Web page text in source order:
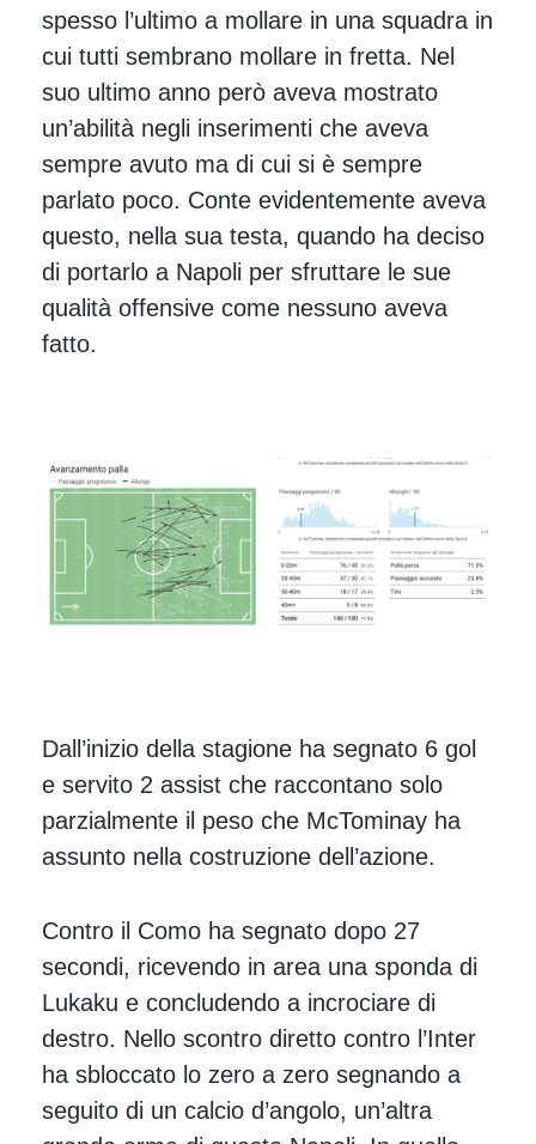
spesso l’ultimo a mollare in una squadra in
cui tutti sembrano mollare in fretta. Nel
suo ultimo anno però aveva mostrato
un’abilità negli inserimenti che aveva
sempre avuto ma di cui si è sempre
parlato poco. Conte evidentemente aveva
questo, nella sua testa, quando ha deciso
di portarlo a Napoli per sfruttare le sue
qualità offensive come nessuno aveva
fatto.
Dall’inizio della stagione ha segnato 6 gol
e servito 2 assist che raccontano solo
parzialmente il peso che McTominay ha
assunto nella costruzione dell’azione.
Contro il Como ha segnato dopo 27
secondi, ricevendo in area una sponda di
Lukaku e concludendo a incrociare di
destro. Nello scontro diretto contro l’Inter
ha sbloccato lo zero a zero segnando a
seguito di un calcio d’angolo, un’altra